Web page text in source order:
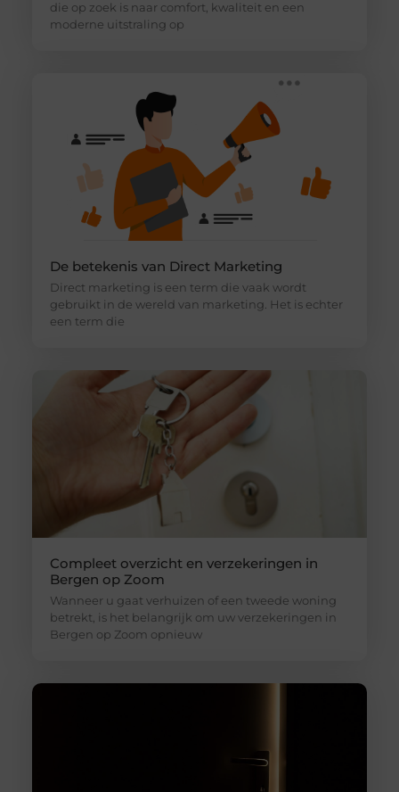
die op zoek is naar comfort, kwaliteit en een
moderne uitstraling op
De betekenis van Direct Marketing
Direct marketing is een term die vaak wordt
gebruikt in de wereld van marketing. Het is echter
een term die
Compleet overzicht en verzekeringen in
Bergen op Zoom
Wanneer u gaat verhuizen of een tweede woning
betrekt, is het belangrijk om uw verzekeringen in
Bergen op Zoom opnieuw